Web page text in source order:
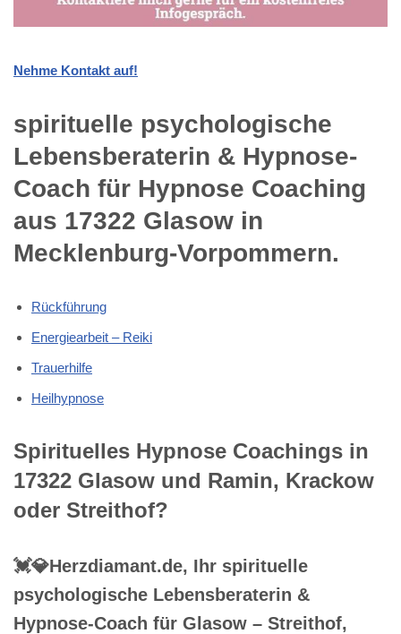
Nehme Kontakt auf!
spirituelle psychologische
Lebensberaterin & Hypnose-
Coach für Hypnose Coaching
aus 17322 Glasow in
Mecklenburg-Vorpommern.
Rückführung
Energiearbeit – Reiki
Trauerhilfe
Heilhypnose
Spirituelles Hypnose Coachings in
17322 Glasow und Ramin, Krackow
oder Streithof?
💓️💎Herzdiamant.de, Ihr spirituelle
psychologische Lebensberaterin &
Hypnose-Coach für Glasow – Streithof,